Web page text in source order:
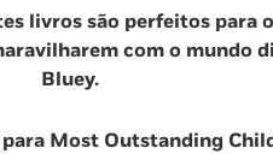
livros são perfeitos para
com o mundo
Bluey.
Most Outstanding